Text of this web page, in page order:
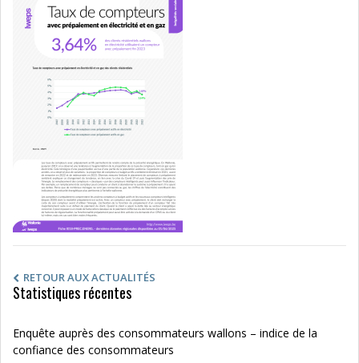
RETOUR AUX ACTUALITÉS
Statistiques récentes
Enquête auprès des consommateurs wallons – indice de la
confiance des consommateurs